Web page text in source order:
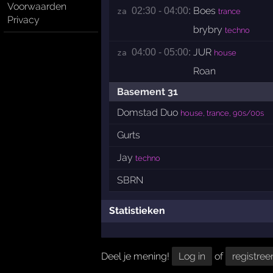
Voorwaarden
Privacy
za 02:30 - 04:00: Boes trance
brybry techno
za 04:00 - 05:00: JUR house
Roan
Basement 31
Domstad Duo house, trance, 90s/00s
Gurts
Jay techno
SBRN
Statistieken
Deel je mening! Log in of registreer